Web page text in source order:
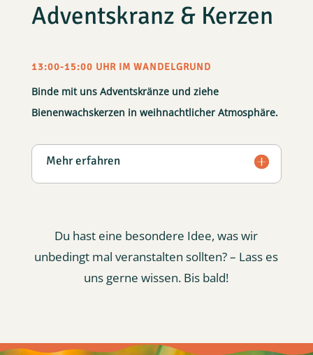
Adventskranz & Kerzen
13:00-15:00 UHR IM WANDELGRUND
Binde mit uns Adventskränze und ziehe
Bienenwachskerzen in weihnachtlicher Atmosphäre.
Mehr erfahren
Du hast eine besondere Idee, was wir
unbedingt mal veranstalten sollten? – Lass es
uns gerne wissen. Bis bald!